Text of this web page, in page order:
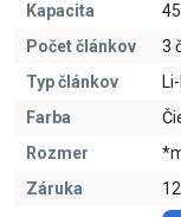
Kapacita
Počet článkov
3
Typ článkov
Farba
Rozmer
Záruka